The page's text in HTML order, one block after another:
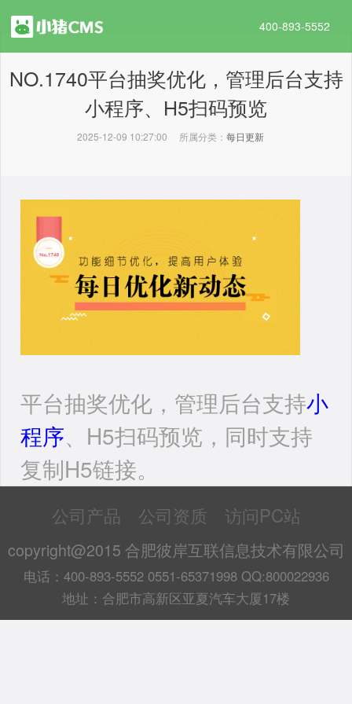
400-893-5552
NO.1740平台抽奖优化，管理后台支持
小程序、H5扫码预览
2025-12-09 10:27:00 所属分类： 每日更新
平台抽奖优化，管理后台支持小
程序、H5扫码预览，同时支持
复制H5链接。
公司产品 公司资质 访问PC站
copyright@2015 合肥彼岸互联信息技术有限公司
电话：400-893-5552 0551-65371998 QQ:800022936
地址：合肥市高新区亚夏汽车大厦17楼